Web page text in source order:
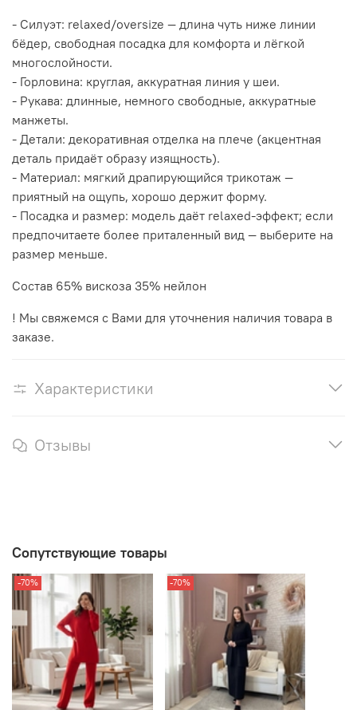
- Силуэт: relaxed/oversize — длина чуть ниже линии
бёдер, свободная посадка для комфорта и лёгкой
многослойности.
- Горловина: круглая, аккуратная линия у шеи.
- Рукава: длинные, немного свободные, аккуратные
манжеты.
- Детали: декоративная отделка на плече (акцентная
деталь придаёт образу изящность).
- Материал: мягкий драпирующийся трикотаж —
приятный на ощупь, хорошо держит форму.
- Посадка и размер: модель даёт relaxed‑эффект; если
предпочитаете более приталенный вид — выберите на
размер меньше.
Состав 65% вискоза 35% нейлон
! Мы свяжемся с Вами для уточнения наличия товара в
заказе.
Характеристики
Отзывы
Сопутствующие товары
-70% -70%